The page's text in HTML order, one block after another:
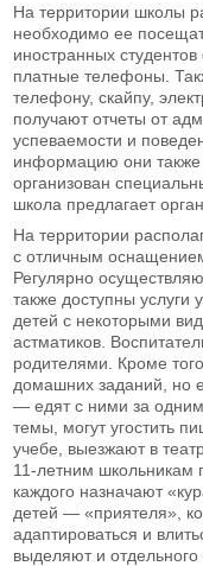
На территории школы
необходимо ее
иностранных
платные телефоны.
телефону, скайпу,
получают отчеты от
успеваемости и
информацию они также
организован
школа предлагает
На территории
с отличным
Регулярно
также доступны услуги
детей с некоторыми
астматиков.
родителями. Кроме
домашних заданий, но
— едят с ними за
темы, могут угостить
учебе, выезжают в
11-летним школьникам
каждого назначают
детей — «приятеля»,
адаптироваться и
выделяют и отдельного